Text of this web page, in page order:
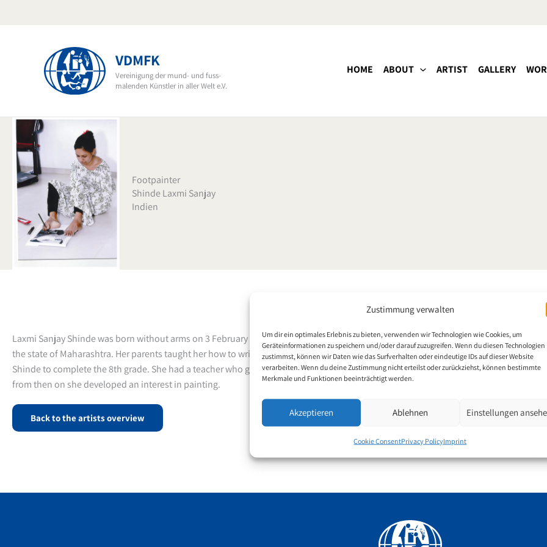
Zustimmung verwalten
Um dir ein optimales Erlebnis zu bieten, verwenden wir Technologien wie Cookies, um
Geräteinformationen zu speichern und/oder darauf zuzugreifen. Wenn du diesen Technologien
zustimmst, können wir Daten wie das Surfverhalten oder eindeutige IDs auf dieser Website
verarbeiten. Wenn du deine Zustimmung nicht erteilst oder zurückziehst, können bestimmte
Merkmale und Funktionen beeinträchtigt werden.
Akzeptieren Ablehnen Einstellungen
Cookie ConsentPrivacy PolicyImprint
VDMFK
Vereinigung der mund- und fuss-
malenden Künstler in aller Welt e.V.
HOME ABOUT ARTIST GALLERY
Footpainter
Shinde Laxmi Sanjay
Indien
Laxmi Sanjay Shinde was born without arms on 3 February 1999 in Solapur District in
the state of Maharashtra. Her parents taught her how to write, enabling Laxmi Sanjay
Shinde to complete the 8th grade. She had a teacher who gave painting lessons, and
from then on she developed an interest in painting.
Back to the artists overview
Facebook
YouTube
Instagram